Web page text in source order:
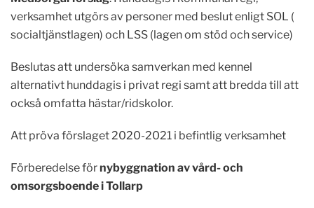
verksamhet utgörs av personer med beslut enligt SOL (
socialtjänstlagen) och LSS (lagen om stöd och service)
Beslutas att undersöka samverkan med kennel
alternativt hunddagis i privat regi samt att bredda till att
också omfatta hästar/ridskolor.
Att pröva förslaget 2020-2021 i befintlig verksamhet
Förberedelse förnybyggnation av vård- och
omsorgsboende i Tollarp